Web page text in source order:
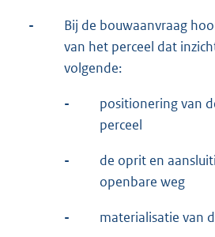
-
Bij de bouwaanvraag
van het perceel dat
volgende:
-
positionering van
perceel
-
de oprit en
openbare weg
- materialisatie van